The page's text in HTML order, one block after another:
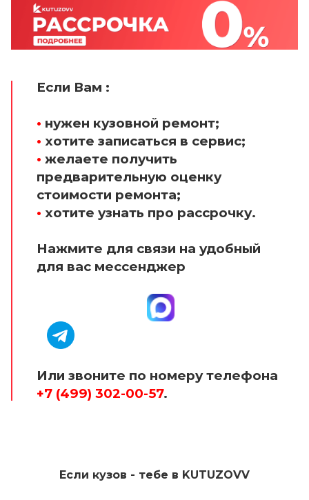
Если Вам :
• нужен кузовной ремонт;
• хотите записаться в сервис;
• желаете получить
предварительную оценку
стоимости ремонта;
• хотите узнать про рассрочку.
Нажмите для связи на удобный
для вас мессенджер
Или звоните по номеру телефона
+7 (499) 302-00-57.
Если кузов - тебе в KUTUZOVV